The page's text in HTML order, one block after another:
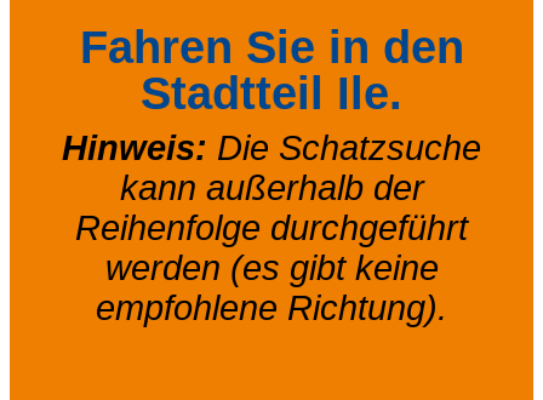
Fahren Sie in den
Stadtteil Ile.
Hinweis: Die Schatzsuche
kann außerhalb der
Reihenfolge durchgeführt
werden (es gibt keine
empfohlene Richtung).